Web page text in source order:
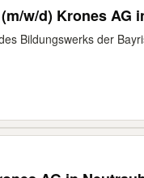
w/d) Krones AG
Bildungswerks der